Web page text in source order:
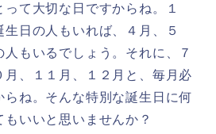
て大切な日ですからね。１
生日の人もいれば、４月、５
人もいるでしょう。それに、７
月、１１月、１２月と、毎月必
ね。そんな特別な誕生日に何
いいと思いませんか？